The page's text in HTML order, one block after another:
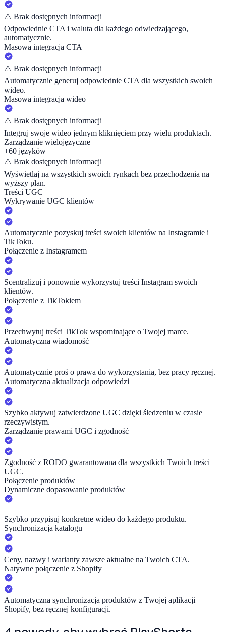
⚠️ Brak dostępnych informacji
Odpowiednie CTA i waluta dla każdego odwiedzającego,
automatycznie.
Masowa integracja CTA
⚠️ Brak dostępnych informacji
Automatycznie generuj odpowiednie CTA dla wszystkich swoich
wideo.
Masowa integracja wideo
⚠️ Brak dostępnych informacji
Integruj swoje wideo jednym kliknięciem przy wielu produktach.
Zarządzanie wielojęzyczne
+60 języków
⚠️ Brak dostępnych informacji
Wyświetlaj na wszystkich swoich rynkach bez przechodzenia na
wyższy plan.
Treści UGC
Wykrywanie UGC klientów
Automatycznie pozyskuj treści swoich klientów na Instagramie i
TikToku.
Połączenie z Instagramem
Scentralizuj i ponownie wykorzystuj treści Instagram swoich
klientów.
Połączenie z TikTokiem
Przechwytuj treści TikTok wspominające o Twojej marce.
Automatyczna wiadomość
Automatycznie proś o prawa do wykorzystania, bez pracy ręcznej.
Automatyczna aktualizacja odpowiedzi
Szybko aktywuj zatwierdzone UGC dzięki śledzeniu w czasie
rzeczywistym.
Zarządzanie prawami UGC i zgodność
Zgodność z RODO gwarantowana dla wszystkich Twoich treści
UGC.
Połączenie produktów
Dynamiczne dopasowanie produktów
—
Szybko przypisuj konkretne wideo do każdego produktu.
Synchronizacja katalogu
Ceny, nazwy i warianty zawsze aktualne na Twoich CTA.
Natywne połączenie z Shopify
Automatyczna synchronizacja produktów z Twojej aplikacji
Shopify, bez ręcznej konfiguracji.